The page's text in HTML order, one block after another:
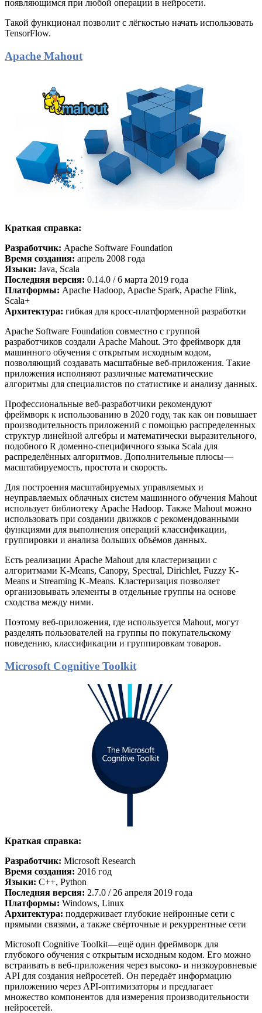
появляющимся при любой операции в нейросети.
Такой функционал позволит с лёгкостью начать использовать
TensorFlow.
Apache Mahout
Краткая справка:
Разработчик: Apache Software Foundation
Время создания: апрель 2008 года
Языки: Java, Scala
Последняя версия: 0.14.0 / 6 марта 2019 года
Платформы: Apache Hadoop, Apache Spark, Apache Flink,
Scala+
Архитектура: гибкая для кросс-платформенной разработки
Apache Software Foundation совместно с группой
разработчиков создали Apache Mahout. Это фреймворк для
машинного обучения с открытым исходным кодом,
позволяющий создавать масштабные веб-приложения. Такие
приложения исполняют различные математические
алгоритмы для специалистов по статистике и анализу данных.
Профессиональные веб-разработчики рекомендуют
фреймворк к использованию в 2020 году, так как он повышает
производительность приложений с помощью распределенных
структур линейной алгебры и математически выразительного,
подобного R доменно-специфичного языка Scala для
распределённых алгоритмов. Дополнительные плюсы —
масштабируемость, простота и скорость.
Для построения масштабируемых управляемых и
неуправляемых облачных систем машинного обучения Mahout
использует библиотеку Apache Hadoop. Также Mahout можно
использовать при создании движков с рекомендованными
функциями для выполнения операций классификации,
группировки и анализа больших объёмов данных.
Есть реализации Apache Mahout для кластеризации с
алгоритмами K-Means, Canopy, Spectral, Dirichlet, Fuzzy K-
Means и Streaming K-Means. Кластеризация позволяет
организовывать элементы в отдельные группы на основе
сходства между ними.
Поэтому веб-приложения, где используется Mahout, могут
разделять пользователей на группы по покупательскому
поведению, классификации и группировкам товаров.
Microsoft Cognitive Toolkit
Краткая справка:
Разработчик: Microsoft Research
Время создания: 2016 год
Языки: C++, Python
Последняя версия: 2.7.0 / 26 апреля 2019 года
Платформы: Windows, Linux
Архитектура: поддерживает глубокие нейронные сети с
прямыми связями, а также свёрточные и рекуррентные сети
Microsoft Cognitive Toolkit — ещё один фреймворк для
глубокого обучения с открытым исходным кодом. Его можно
встраивать в веб-приложения через высоко- и низкоуровневые
API для создания нейросетей. Он передаёт информацию
приложению через API-оптимизаторы и предлагает
множество компонентов для измерения производительности
нейросетей.